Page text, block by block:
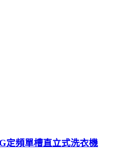
定頻單槽直立式洗衣機